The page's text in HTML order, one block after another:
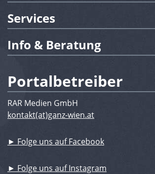
Services
Info & Beratung
Portalbetreiber
RAR Medien GmbH
kontakt(at)ganz-wien.at
► Folge uns auf Facebook
► Folge uns auf Instagram